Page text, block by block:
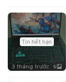
Tin hết hạn
3 tháng trước 5